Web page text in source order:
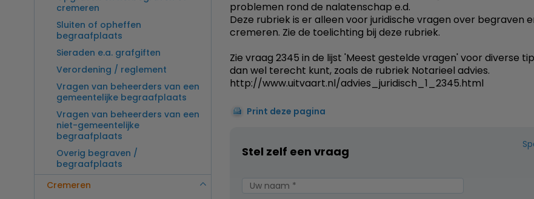
cremeren
Sluiten of opheffen
begraafplaats
Sieraden e.a. grafgiften
Verordening / reglement
Vragen van beheerders van een
gemeentelijke begraafplaats
Vragen van beheerders van een
niet-gemeentelijke
begraafplaats
Overig begraven /
begraafplaats
Cremeren
problemen rond de nalatenschap e.d.
Deze rubriek is er alleen voor juridische vragen over begraven
cremeren. Zie de toelichting bij deze rubriek.
Zie vraag 2345 in de lijst 'Meest gestelde vragen' voor diverse
dan wel terecht kunt, zoals de rubriek Notarieel advies.
http://www.uitvaart.nl/advies_juridisch_1_2345.html
Print deze pagina
Stel zelf een vraag